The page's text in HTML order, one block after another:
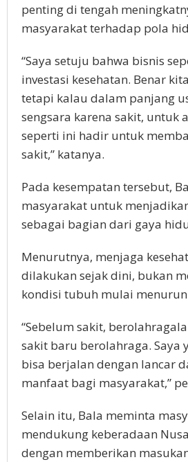
penting di tengah
masyarakat terhadap pola
“Saya setuju bahwa bisnis
investasi kesehatan. Benar
tetapi kalau dalam panjang
sengsara karena sakit, untuk
seperti ini hadir untuk
sakit,” katanya.
Pada kesempatan tersebut,
masyarakat untuk
sebagai bagian dari gaya
Menurutnya, menjaga
dilakukan sejak dini, bukan
kondisi tubuh mulai
“Sebelum sakit,
sakit baru berolahraga. Saya
bisa berjalan dengan lancar
manfaat bagi masyarakat,”
Selain itu, Bala meminta
mendukung keberadaan
dengan memberikan